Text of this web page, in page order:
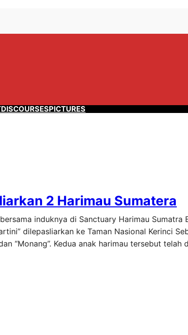
DISCOURSESPICTURES
2 Harimau Sumatera
induknya di Sanctuary Harimau Sumatra
dilepasliarkan ke Taman Nasional Kerinci
“Monang”. Kedua anak harimau tersebut telah